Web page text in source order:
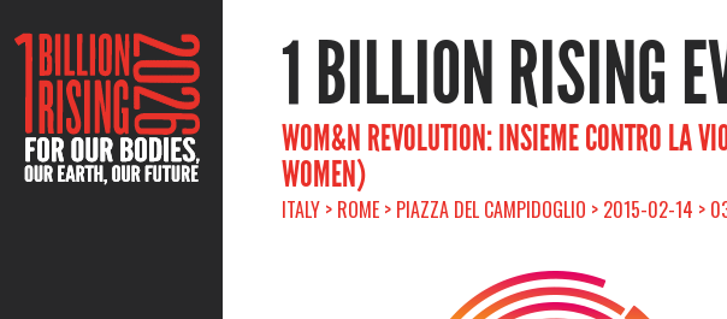
1 BILLION RISING
WOM&N REVOLUTION: INSIEME CONTRO LA
WOMEN)
ITALY > ROME > PIAZZA DEL CAMPIDOGLIO > 2015-02-14 >